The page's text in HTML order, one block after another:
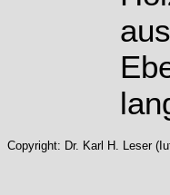
Copyright: Dr. Karl H. Leser